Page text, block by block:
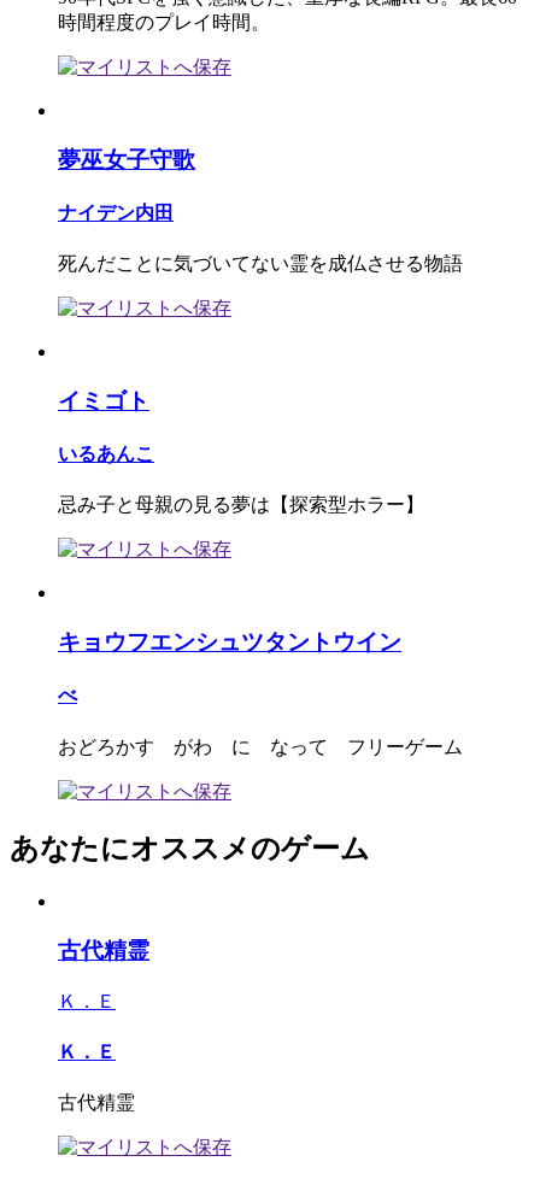
時間程度のプレイ時間。
夢巫女子守歌
ナイデン内田
死んだことに気づいてない霊を成仏させる物語
イミゴト
いるあんこ
忌み子と母親の見る夢は【探索型ホラー】
キョウフエンシュツタントウイン
べ
おどろかす がわ に なって フリーゲーム
あなたにオススメのゲーム
古代精霊
Ｋ．Ｅ
Ｋ．Ｅ
古代精霊